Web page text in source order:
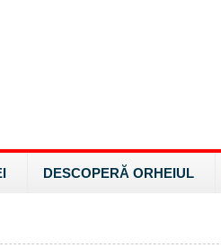
DESCOPERĂ ORHEIUL